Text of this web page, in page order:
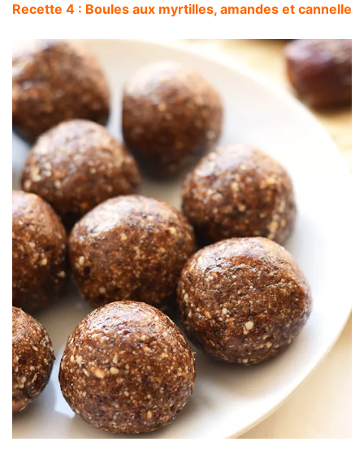
Recette 4 : Boules aux myrtilles, amandes et cannelle